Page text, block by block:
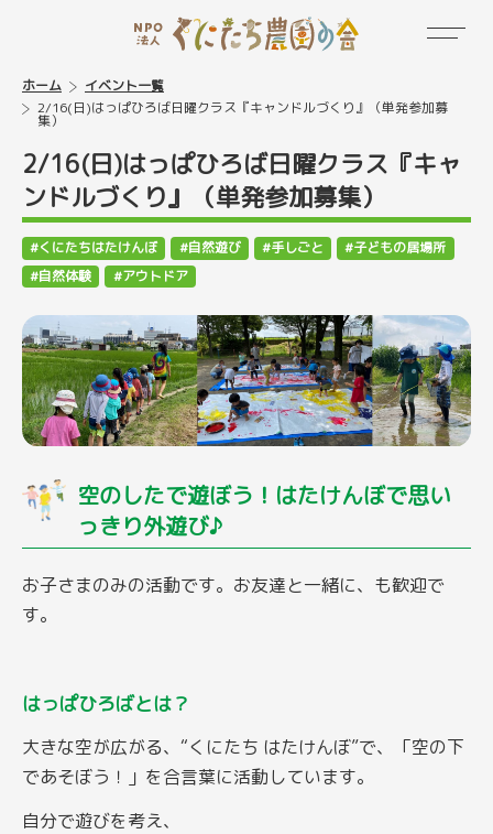
ホーム
イベント一覧
2/16(日)はっぱひろば日曜クラス『キャンドルづくり』（単発参加募
集）
2/16(日)はっぱひろば日曜クラス『キャ
ンドルづくり』（単発参加募集）
くにたちはたけんぼ 自然遊び 手しごと
子どもの居場所
自然体験
アウトドア
空のしたで遊ぼう！はたけんぼで思い
っきり外遊び♪
お子さまのみの活動です。お友達と一緒に、も歓迎で
す。
はっぱひろばとは？
大きな空が広がる、“くにたち はたけんぼ”で、「空の下
であそぼう！」を合言葉に活動しています。
自分で遊びを考え、